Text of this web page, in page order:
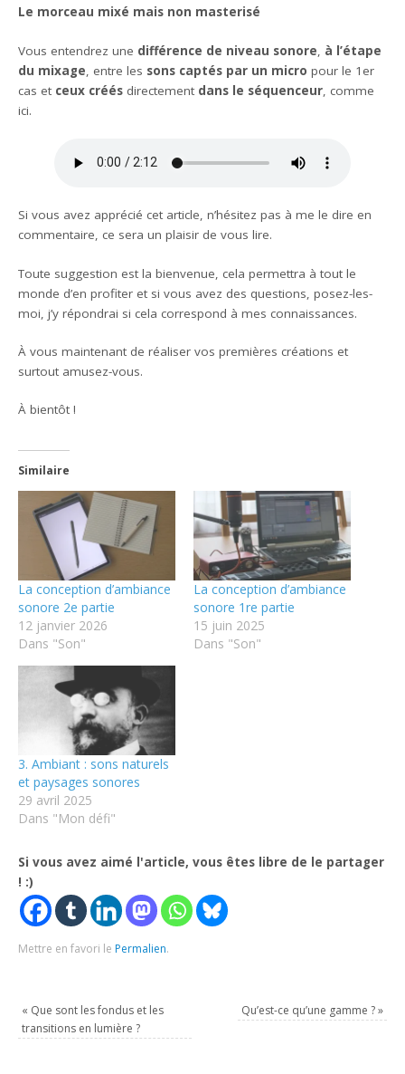
Le morceau mixé mais non masterisé
Vous entendrez une différence de niveau sonore, à l’étape
du mixage, entre les sons captés par un micro pour le 1er
cas et ceux créés directement dans le séquenceur, comme
ici.
Si vous avez apprécié cet article, n’hésitez pas à me le dire en
commentaire, ce sera un plaisir de vous lire.
Toute suggestion est la bienvenue, cela permettra à tout le
monde d’en profiter et si vous avez des questions, posez-les-
moi, j’y répondrai si cela correspond à mes connaissances.
À vous maintenant de réaliser vos premières créations et
surtout amusez-vous.
À bientôt !
Similaire
La conception d’ambiance
sonore 2e partie
12 janvier 2026
Dans "Son"
La conception d’ambiance
sonore 1re partie
15 juin 2025
Dans "Son"
3. Ambiant : sons naturels
et paysages sonores
29 avril 2025
Dans "Mon défi"
Si vous avez aimé l'article, vous êtes libre de le partager
! :)
Mettre en favori le Permalien.
« Que sont les fondus et les
transitions en lumière ?
Qu’est-ce qu’une gamme ?»